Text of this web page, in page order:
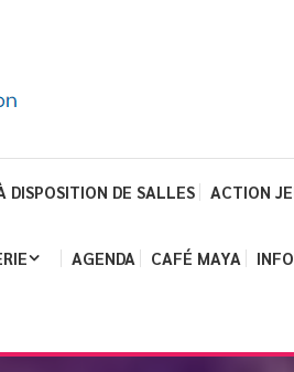
DISPOSITION DE SALLES ACTION
AGENDA CAFÉ MAYA